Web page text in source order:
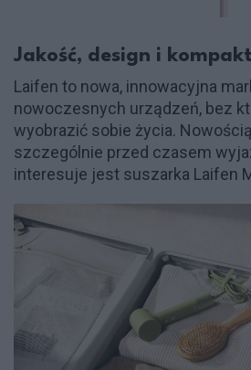
Jakość, design i
Laifen to nowa, innowacyjna
nowoczesnych urządzeń, bez
wyobrazić sobie życia.
szczególnie przed czasem
interesuje jest suszarka Laifen